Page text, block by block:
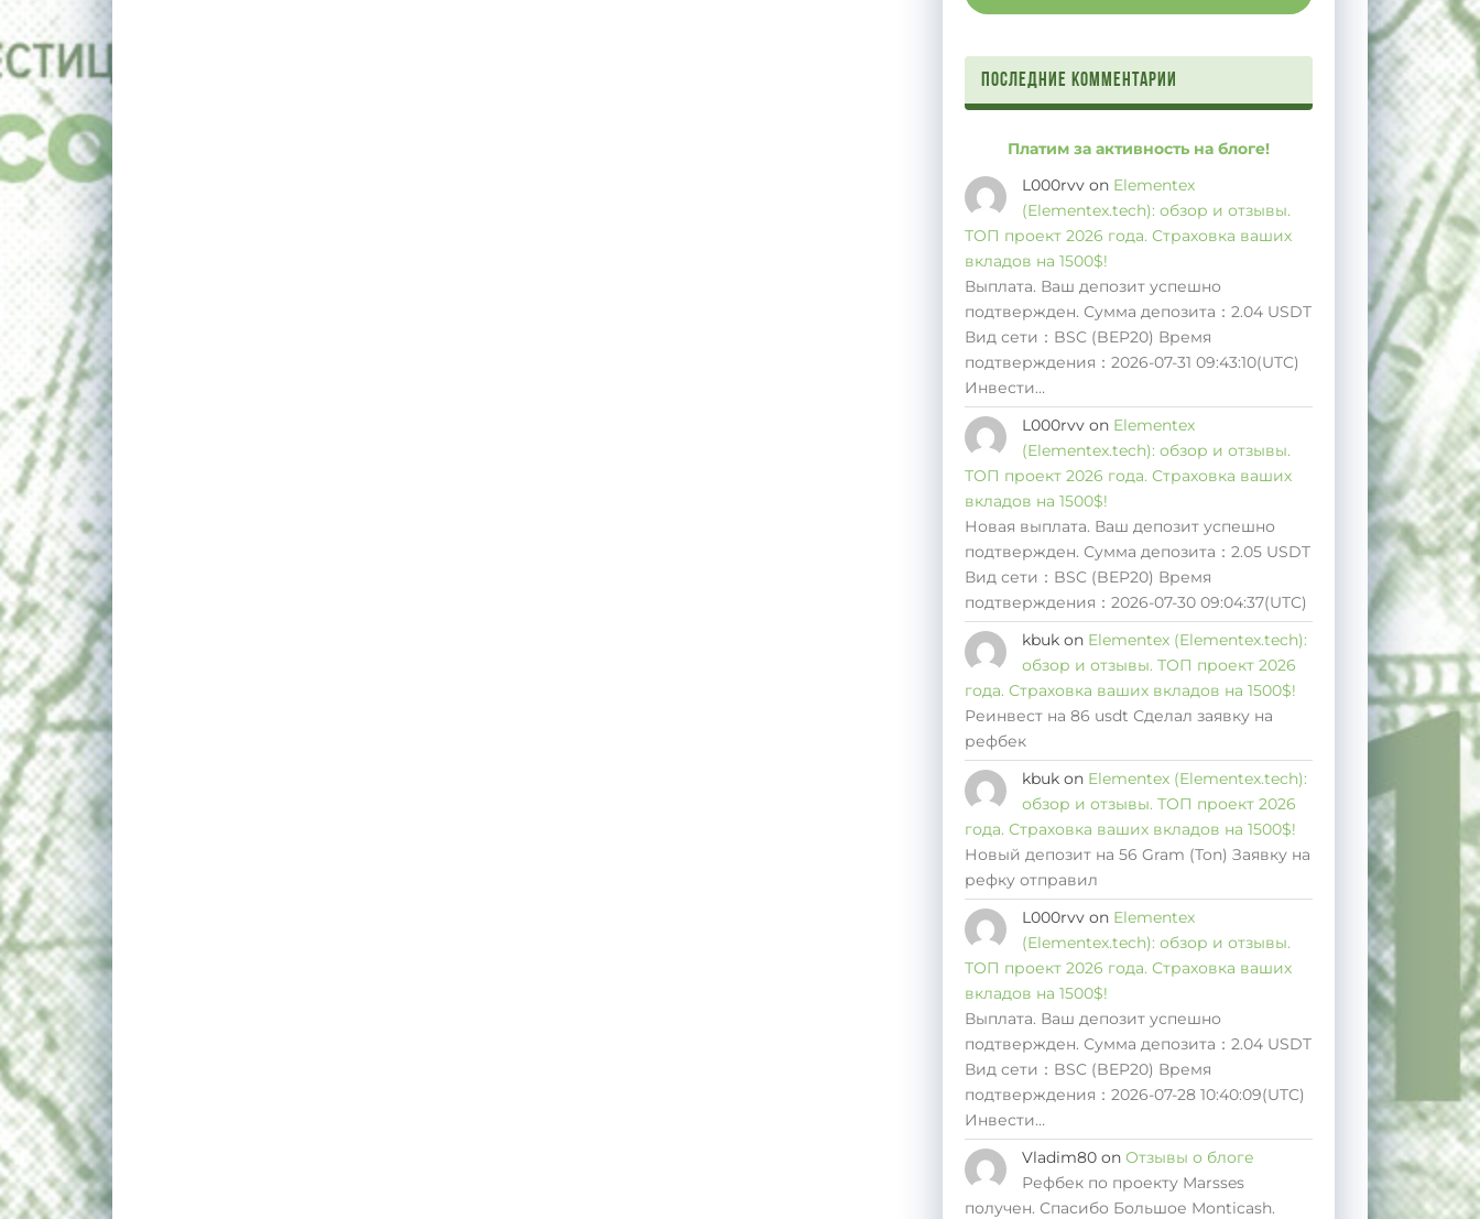
Последние комментарии
Платим за активность на блоге!
L000rvv on Elementex
(Elementex.tech): обзор и отзывы.
ТОП проект 2026 года. Страховка ваших
вкладов на 1500$!
Выплата. Ваш депозит успешно
подтвержден. Сумма депозита：2.04 USDT
Вид сети：BSC (BEP20) Время
подтверждения：2026-07-31 09:43:10(UTC)
Инвести…
L000rvv on Elementex
(Elementex.tech): обзор и отзывы.
ТОП проект 2026 года. Страховка ваших
вкладов на 1500$!
Новая выплата. Ваш депозит успешно
подтвержден. Сумма депозита：2.05 USDT
Вид сети：BSC (BEP20) Время
подтверждения：2026-07-30 09:04:37(UTC)
kbuk on Elementex (Elementex.tech):
обзор и отзывы. ТОП проект 2026
года. Страховка ваших вкладов на 1500$!
Реинвест на 86 usdt Сделал заявку на
рефбек
kbuk on Elementex (Elementex.tech):
обзор и отзывы. ТОП проект 2026
года. Страховка ваших вкладов на 1500$!
Новый депозит на 56 Gram (Ton) Заявку на
рефку отправил
L000rvv on Elementex
(Elementex.tech): обзор и отзывы.
ТОП проект 2026 года. Страховка ваших
вкладов на 1500$!
Выплата. Ваш депозит успешно
подтвержден. Сумма депозита：2.04 USDT
Вид сети：BSC (BEP20) Время
подтверждения：2026-07-28 10:40:09(UTC)
Инвести…
Vladim80 on Отзывы о блоге
Рефбек по проекту Marsses
получен. Спасибо Большое Monticash.